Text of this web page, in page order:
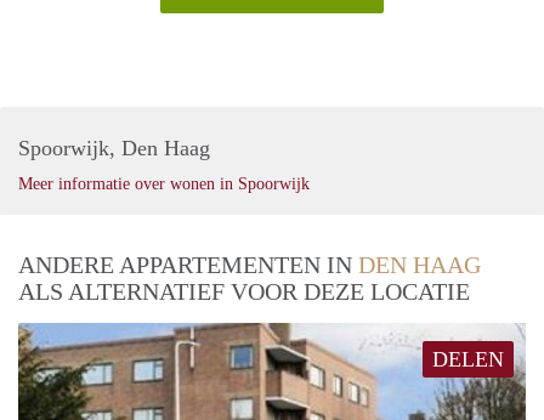
Spoorwijk, Den Haag
Meer informatie over wonen in Spoorwijk
ANDERE APPARTEMENTEN IN DEN HAAG
ALS ALTERNATIEF VOOR DEZE LOCATIE
DELEN